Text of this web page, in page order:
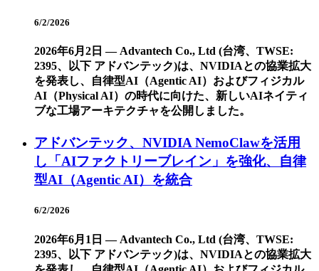
6/2/2026
2026年6月2日 ― Advantech Co., Ltd (台湾、TWSE:
2395、以下 アドバンテック)は、NVIDIAとの協業拡大
を発表し、自律型AI（Agentic AI）およびフィジカル
AI（Physical AI）の時代に向けた、新しいAIネイティ
ブな工場アーキテクチャを公開しました。
アドバンテック、NVIDIA NemoClawを活用
し「AIファクトリーブレイン」を強化、自律
型AI（Agentic AI）を統合
6/2/2026
2026年6月1日 ― Advantech Co., Ltd (台湾、TWSE:
2395、以下 アドバンテック)は、NVIDIAとの協業拡大